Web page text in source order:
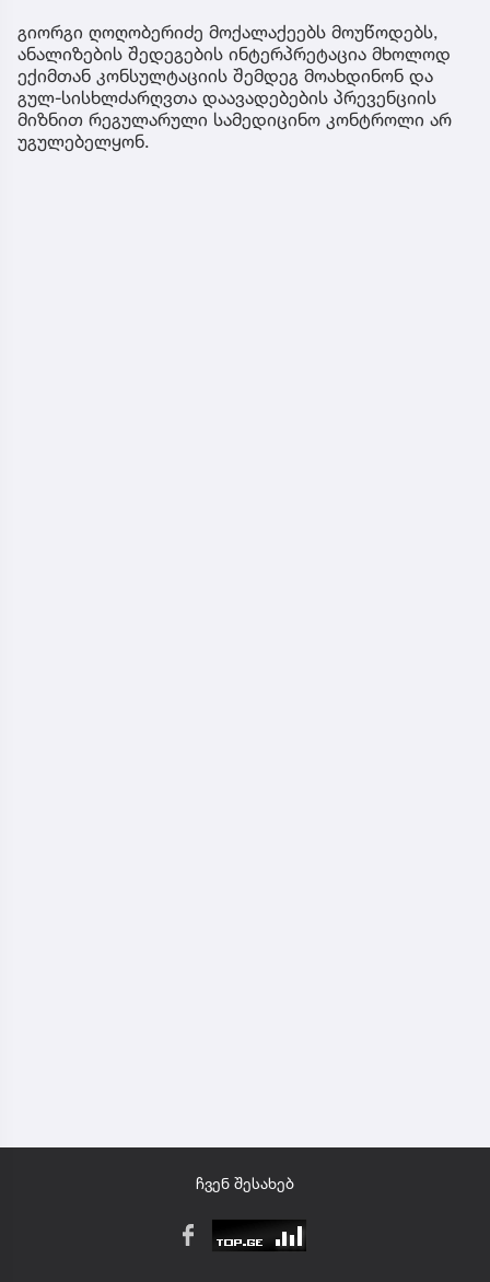
გიორგი ღოღობერიძე მოქალაქეებს მოუწოდებს,
ანალიზების შედეგების ინტერპრეტაცია მხოლოდ
ექიმთან კონსულტაციის შემდეგ მოახდინონ და
გულ-სისხლძარღვთა დაავადებების პრევენციის
მიზნით რეგულარული სამედიცინო კონტროლი არ
უგულებელყონ.
ჩვენ შესახებ